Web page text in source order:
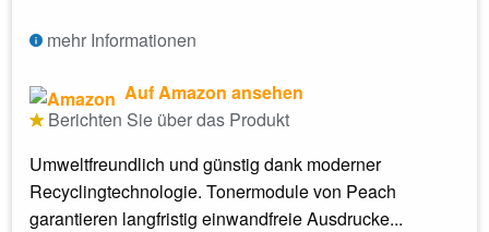
mehr Informationen
Auf Amazon ansehen
Berichten Sie über das Produkt
Umweltfreundlich und günstig dank moderner
Recyclingtechnologie. Tonermodule von Peach
garantieren langfristig einwandfreie Ausdrucke...